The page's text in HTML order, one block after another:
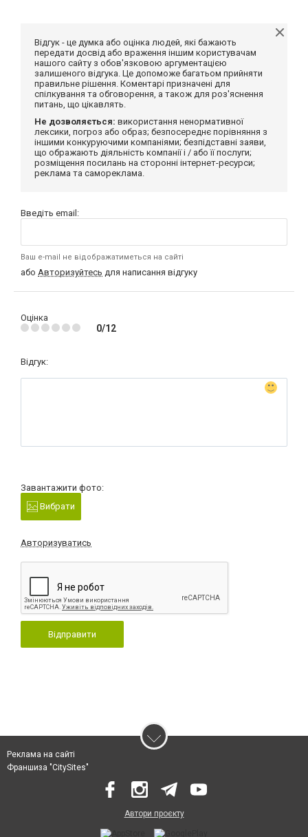
Відгук - це думка або оцінка людей, які бажають
передати досвід або враження іншим користувачам
нашого сайту з обов'язковою аргументацією
залишеного відгука. Це допоможе багатьом прийняти
правильне рішення. Коментарі призначені для
спілкування та обговорення, а також для роз'яснення
питань, що цікавлять.
Не дозволяється: використання ненормативної
лексики, погроз або образ; безпосереднє порівняння з
іншими конкуруючими компаніями; безпідставні заяви,
що ображають діяльність компанії і / або її послуги;
розміщення посилань на сторонні інтернет-ресурси;
реклама та самореклама.
Введіть email:
Ваш e-mail не відображатиметься на сайті
або Авторизуйтесь для написання відгуку
Оцінка
0/12
Відгук:
Завантажити фото:
Вибрати
Авторизуватись
Відправити
Реклама на сайті
Франшиза "CitySites"
Автори проєкту